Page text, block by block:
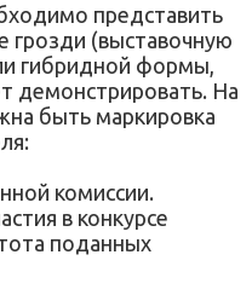
представить
грозди (выставочную
гибридной формы,
демонстрировать. На
быть маркировка
комиссии.
в конкурсе
поданных